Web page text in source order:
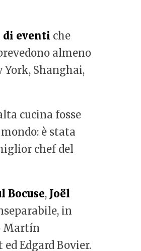
di eventi che
almeno
Shanghai,
cucina fosse
è stata
chef del
Bocuse, Joël
in
Martín
Edgard Bovier.